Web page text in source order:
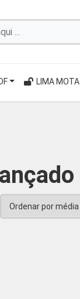
LIMA MOTA